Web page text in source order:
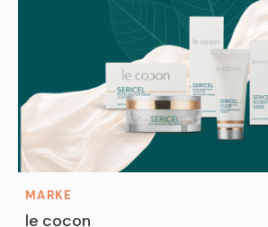
MARKE
le cocon